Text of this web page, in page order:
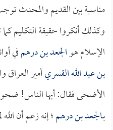
مناسبة بين القديم والمحدث
وكذلك أنكروا حقيقة التكليم
الإسلام هوالجعد بن درهمفي
بن عبد الله القسريأمير
الأضحى فقال: أيها الناس!
بـالجعد بن درهم؛ إنه زعم أن